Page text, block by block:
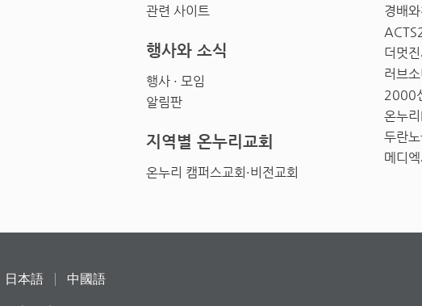
관련 사이트
경배
더멋
러브
2000
온누
두란
메디
행사와 소식
행사 · 모임
알림판
지역별 온누리교회
온누리 캠퍼스교회·비전교회
日本語 中國語